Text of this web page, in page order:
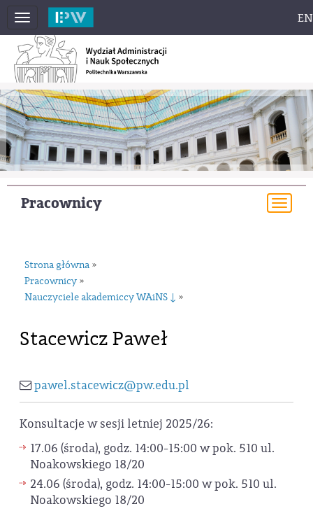
Toggle
navigation
EN
Pracownicy
Strona główna »
Pracownicy »
Nauczyciele akademiccy WAiNS ↓ »
Stacewicz Paweł
pawel.stacewicz@pw.edu.pl
Konsultacje w sesji letniej 2025/26:
17.06 (środa), godz. 14:00-15:00 w pok. 510 ul.
Noakowskiego 18/20
24.06 (środa), godz. 14:00-15:00 w pok. 510 ul.
Noakowskiego 18/20